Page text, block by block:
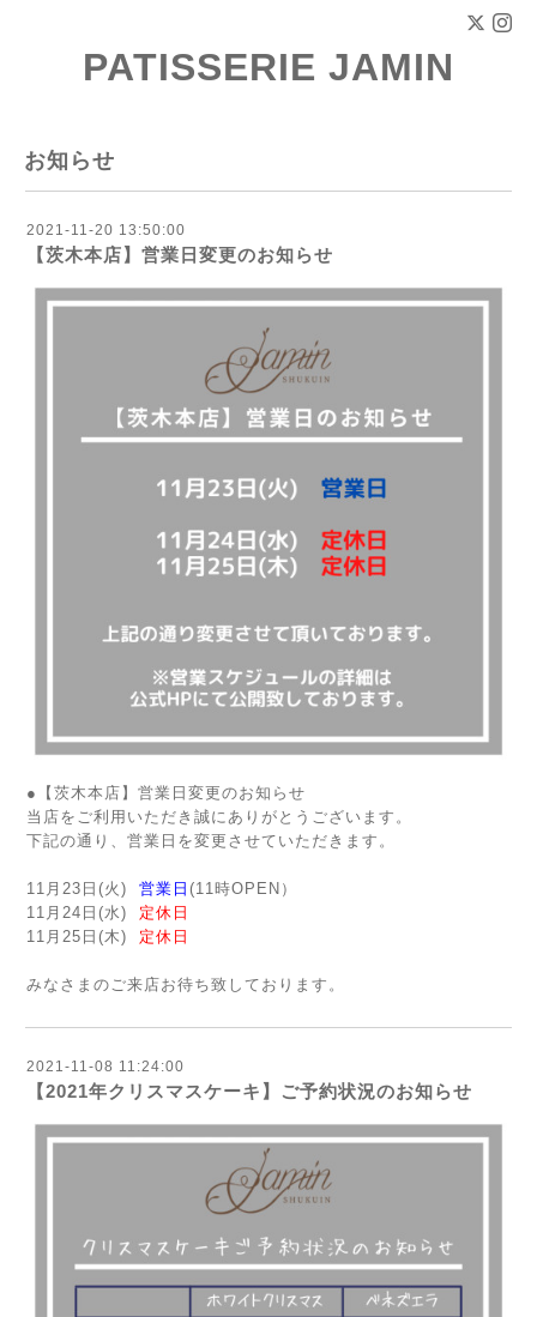
PATISSERIE JAMIN
お知らせ
2021-11-20 13:50:00
【茨木本店】営業日変更のお知らせ
●【茨木本店】営業日変更のお知らせ
当店をご利用いただき誠にありがとうございます。
下記の通り、営業日を変更させていただきます。
11月23日(火) 営業日 (11時OPEN）
11月24日(水)
定休日
11月25日(木) 定休日
みなさまのご来店お待ち致しております。
2021-11-08 11:24:00
【2021年クリスマスケーキ】ご予約状況のお知らせ